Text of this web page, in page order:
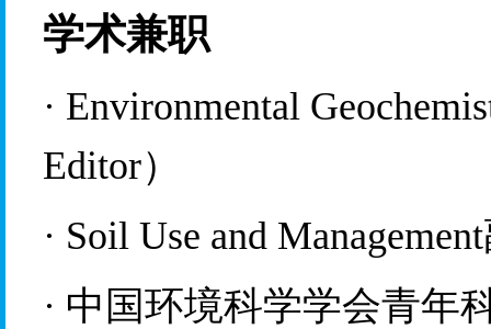
学术兼职
· Environmental
Editor）
· Soil Use and Management
· 中国环境科学学会青年